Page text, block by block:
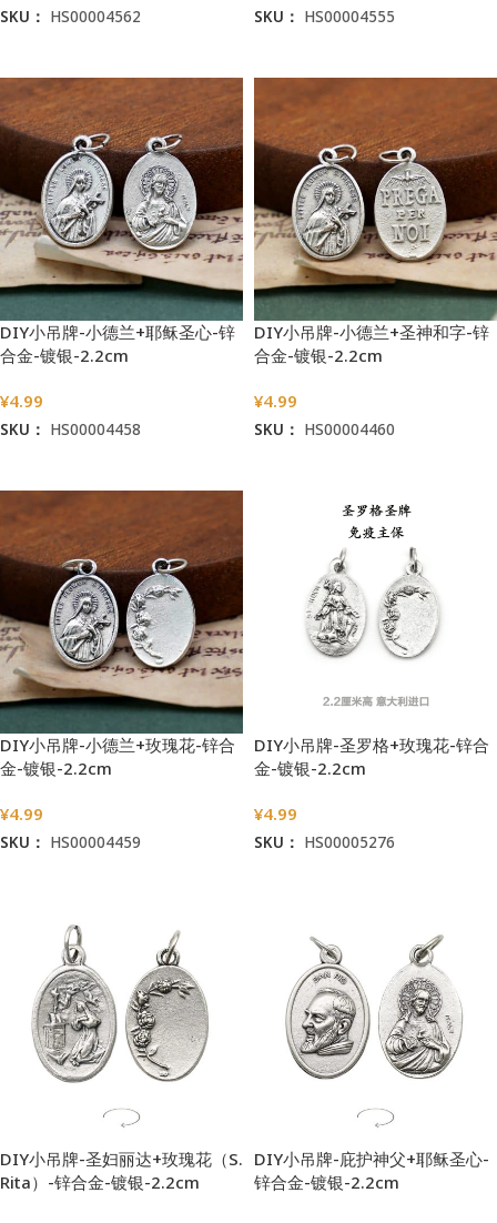
SKU： HS00004562 SKU： HS00004555
DIY小吊牌-小德兰+耶稣圣心-锌
合金-镀银-2.2cm
¥4.99
SKU： HS00004458
DIY小吊牌-小德兰+圣神和字-锌
合金-镀银-2.2cm
¥4.99
SKU： HS00004460
DIY小吊牌-小德兰+玫瑰花-锌合
金-镀银-2.2cm
¥4.99
SKU： HS00004459
DIY小吊牌-圣罗格+玫瑰花-锌合
金-镀银-2.2cm
¥4.99
SKU： HS00005276
DIY小吊牌-圣妇丽达+玫瑰花（S.
Rita）-锌合金-镀银-2.2cm
DIY小吊牌-庇护神父+耶稣圣心-
锌合金-镀银-2.2cm